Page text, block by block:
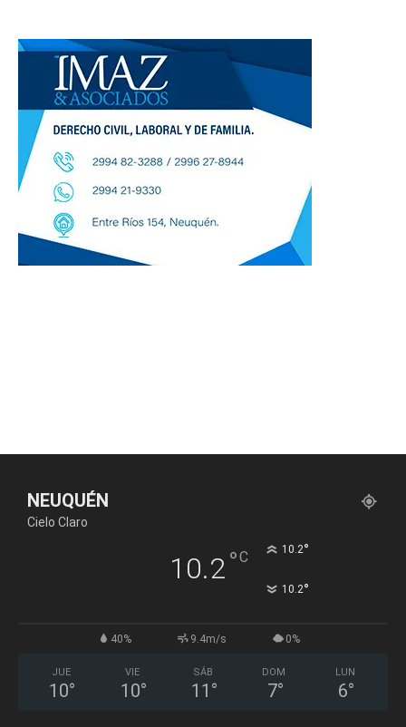
NEUQUÉN
Cielo Claro
10.2°C 10.2°
10.2°
40% 9.4m/s 0%
JUE
10°
VIE
10°
SÁB
11 °
DOM
7°
LUN
6°